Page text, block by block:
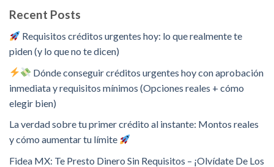
Recent Posts
Requisitos créditos urgentes hoy: lo que realmente te
piden (y lo que no te dicen)
Dónde conseguir créditos urgentes hoy con aprobación
inmediata y requisitos mínimos (Opciones reales + cómo
elegir bien)
La verdad sobre tu primer crédito al instante: Montos reales
y cómo aumentar tu límite
Fidea MX: Te Presto Dinero Sin Requisitos – ¡Olvídate De Los